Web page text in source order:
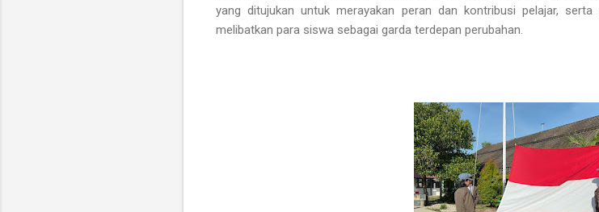
yang ditujukan untuk merayakan peran dan kontribusi pelajar,
melibatkan para siswa sebagai garda terdepan perubahan.